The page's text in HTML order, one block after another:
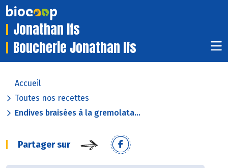
Jonathan Ifs
Boucherie Jonathan Ifs
Accueil
Toutes nos recettes
Endives braisées à la gremolata...
Partager sur